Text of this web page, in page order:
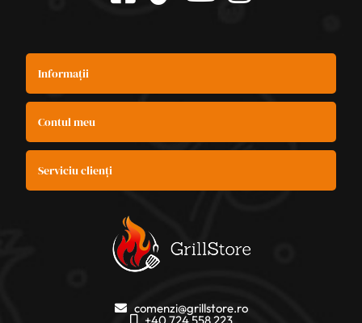
Informații
Contul meu
Serviciu clienți
comenzi@grillstore.ro